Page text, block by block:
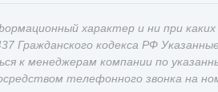
характер и ни при
Гражданского кодекса РФ
к менеджерам компании по
телефонного звонка на